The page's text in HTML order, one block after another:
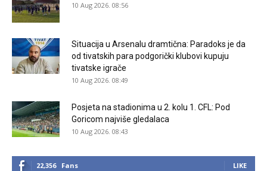
10 Aug 2026. 08:56
Situacija u Arsenalu dramtična: Paradoks je da
od tivatskih para podgorički klubovi kupuju
tivatske igrače
10 Aug 2026. 08:49
Posjeta na stadionima u 2. kolu 1. CFL: Pod
Goricom najviše gledalaca
10 Aug 2026. 08:43
22,356 Fans LIKE